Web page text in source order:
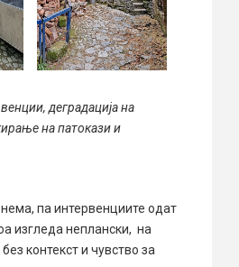
деградација на
на патокази и
па интервенциите одат
изгледа неплански, на
контекст и чувство за